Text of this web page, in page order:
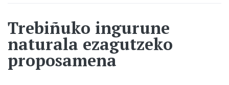
Trebiñuko ingurune
naturala ezagutzeko
proposamena